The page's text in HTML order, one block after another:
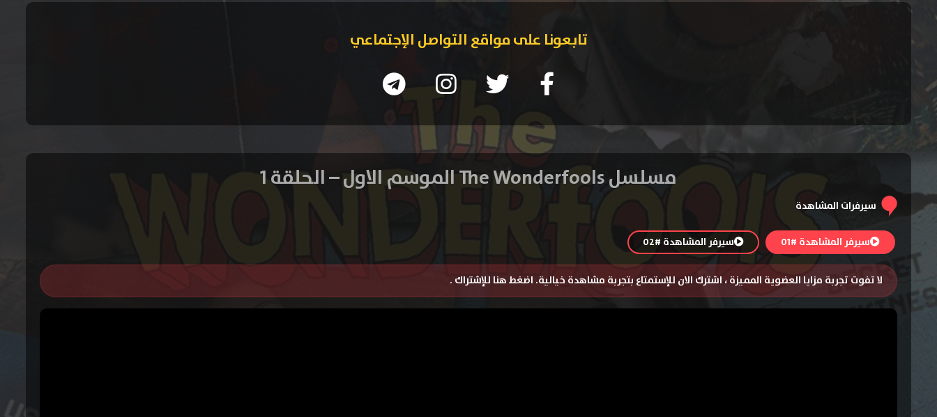
تابعونا على مواقع التواصل الإجتماعي
مسلسل The Wonderfools الموسم الاول – الحلقة 1
سيرفرات المشاهدة
سيرفر المشاهدة #01 سيرفر المشاهدة #02
لا تفوت تجربة مزايا العضوية المميزة ، اشترك الان للإستمتاع بتجربة مشاهدة خيالية. اضغط هنا للإشتراك .